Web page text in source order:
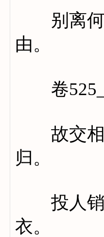
别离何
由。
卷
故交相
归。
投人销
衣。